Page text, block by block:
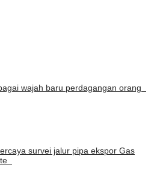
wajah baru perdagangan orang
survei jalur pipa ekspor Gas